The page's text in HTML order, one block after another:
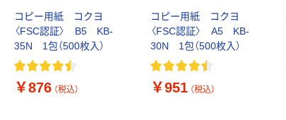
コピー用紙 コクヨ
〈FSC認証〉 B5 KB-
35N 1包（500枚入）
￥876 （税込）
コピー用紙 コクヨ
〈FSC認証〉 A5 KB-
30N 1包（500枚入）
￥951 （税込）